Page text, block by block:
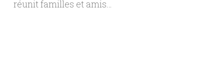
réunit familles et amis…